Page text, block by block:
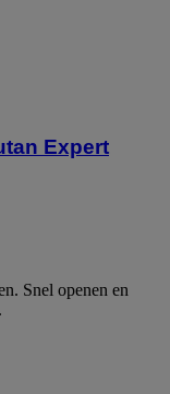
Expert
Snel openen en